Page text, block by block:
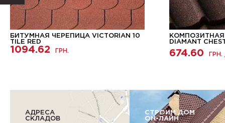
БИТУМНАЯ ЧЕРЕПИЦА VICTORIAN 10
TILE RED
1094.62 ГРН.
КОМПОЗИТНАЯ
DIAMANT
674.60 ГРН.
АДРЕСА
СКЛАДОВ
СТРОИМ ДОМ
ОН-ЛАЙН